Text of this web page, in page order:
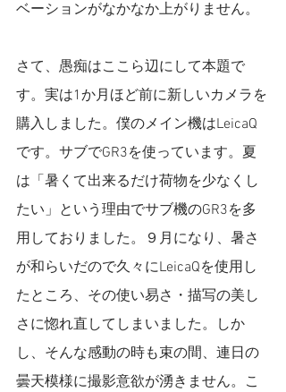
ベーションがなかなか上がりません。
さて、愚痴はここら辺にして本題で
す。実は1か月ほど前に新しいカメラを
購入しました。僕のメイン機はLeicaQ
です。サブでGR3を使っています。夏
は「暑くて出来るだけ荷物を少なくし
たい」という理由でサブ機のGR3を多
用しておりました。９月になり、暑さ
が和らいだので久々にLeicaQを使用し
たところ、その使い易さ・描写の美し
さに惚れ直してしまいました。しか
し、そんな感動の時も束の間、連日の
曇天模様に撮影意欲が湧きません。こ